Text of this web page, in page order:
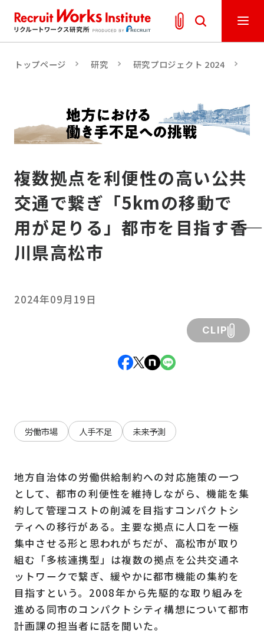
トップページ 研究 研究プロジェクト 2024
複数拠点を利便性の高い公共
交通で繋ぎ「5kmの移動で
用が足りる」都市を目指す――香
川県高松市
2024年09月19日
CLIP
労働市場 人手不足 未来予測
地方自治体の労働供給制約への対応施策の一つ
として、都市の利便性を維持しながら、機能を集
約して管理コストの削減を目指すコンパクトシ
ティへの移行がある。主要な拠点に人口を一極
集中させる形と思われがちだが、高松市が取り
組む「多核連携型」は複数の拠点を公共交通ネ
ットワークで繋ぎ、緩やかに都市機能の集約を
目指すという。2008年から先駆的な取り組みを
進める同市のコンパクトシティ構想について都市
計画課の担当者に話を聞いた。